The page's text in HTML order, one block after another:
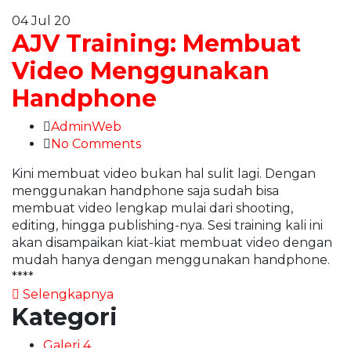
04 Jul 20
AJV Training: Membuat
Video Menggunakan
Handphone
AdminWeb
No Comments
Kini membuat video bukan hal sulit lagi. Dengan
menggunakan handphone saja sudah bisa
membuat video lengkap mulai dari shooting,
editing, hingga publishing-nya. Sesi training kali ini
akan disampaikan kiat-kiat membuat video dengan
mudah hanya dengan menggunakan handphone.
****
Selengkapnya
Kategori